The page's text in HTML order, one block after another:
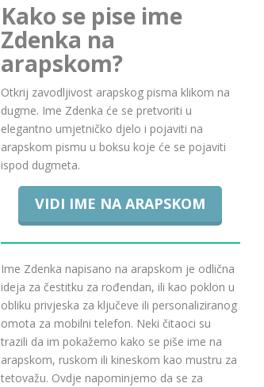
Kako se pise ime
Zdenka na
arapskom?
Otkrij zavodljivost arapskog pisma klikom na
dugme. Ime Zdenka će se pretvoriti u
elegantno umjetničko djelo i pojaviti na
arapskom pismu u boksu koje će se pojaviti
ispod dugmeta.
VIDI IME NA ARAPSKOM
Ime Zdenka napisano na arapskom je odlična
ideja za čestitku za rođendan, ili kao poklon u
obliku privjeska za ključeve ili personaliziranog
omota za mobilni telefon. Neki čitaoci su
trazili da im pokažemo kako se piše ime na
arapskom, ruskom ili kineskom kao mustru za
tetovažu. Ovdje napominjemo da se za